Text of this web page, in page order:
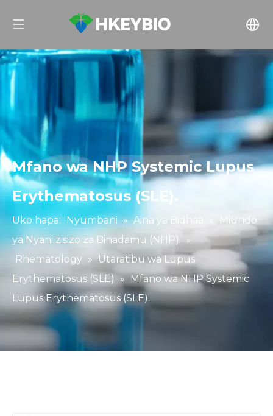
Mfano wa NHP Systemic Lupus
Erythematosus (SLE).
Uko hapa: Nyumbani » Aina ya Bidhaa
Miundo
ya Nyani zisizo za Binadamu (NHP). »
Rhematology » Utaratibu wa Lupus
Erythematosus (SLE)
» Mfano wa NHP Systemic
Lupus Erythematosus (SLE).